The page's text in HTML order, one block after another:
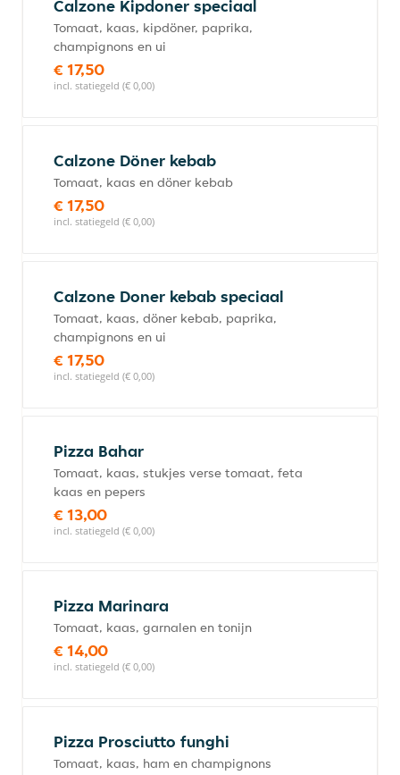
Calzone Kipdoner speciaal
Tomaat, kaas, kipdöner, paprika,
champignons en ui
€ 17,50
incl. statiegeld (€ 0,00)
Calzone Döner kebab
Tomaat, kaas en döner kebab
€ 17,50
incl. statiegeld (€ 0,00)
Calzone Doner kebab speciaal
Tomaat, kaas, döner kebab, paprika,
champignons en ui
€ 17,50
incl. statiegeld (€ 0,00)
Pizza Bahar
Tomaat, kaas, stukjes verse tomaat, feta
kaas en pepers
€ 13,00
incl. statiegeld (€ 0,00)
Pizza Marinara
Tomaat, kaas, garnalen en tonijn
€ 14,00
incl. statiegeld (€ 0,00)
Pizza Prosciutto funghi
Tomaat, kaas, ham en champignons